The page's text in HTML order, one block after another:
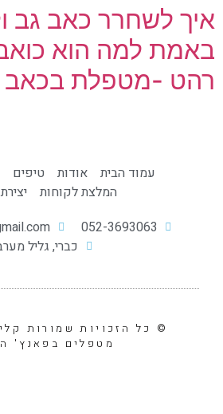
איך לשחרר כאב גב
באמת למה הוא
רהט -מטפלת בכאב
עמוד הבית אודות טיפים
המלצת לקוחות
כברי, גליל
© כל הזכויות שמורות
מטפלים בפאנץ'